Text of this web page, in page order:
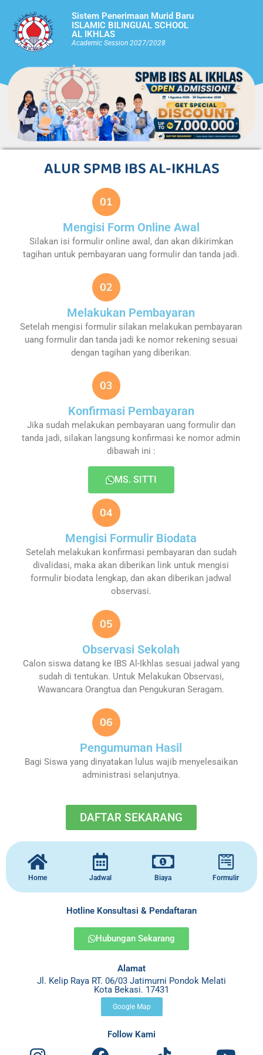
Sistem Penerimaan Murid Baru
ISLAMIC BILINGUAL SCHOOL
AL IKHLAS
Academic Session 2027/2028
ALUR SPMB IBS AL-IKHLAS
Mengisi Form Online Awal
Silakan isi formulir online awal, dan akan dikirimkan
tagihan untuk pembayaran uang formulir dan tanda jadi.
Melakukan Pembayaran
Setelah mengisi formulir silakan melakukan pembayaran
uang formulir dan tanda jadi ke nomor rekening sesuai
dengan tagihan yang diberikan.
Konfirmasi Pembayaran
Jika sudah melakukan pembayaran uang formulir dan
tanda jadi, silakan langsung konfirmasi ke nomor admin
dibawah ini :
MS. SITTI
Mengisi Formulir Biodata
Setelah melakukan konfirmasi pembayaran dan sudah
divalidasi, maka akan diberikan link untuk mengisi
formulir biodata lengkap, dan akan diberikan jadwal
observasi.
Observasi Sekolah
Calon siswa datang ke IBS Al-Ikhlas sesuai jadwal yang
sudah di tentukan. Untuk Melakukan Observasi,
Wawancara Orangtua dan Pengukuran Seragam.
Pengumuman Hasil
Bagi Siswa yang dinyatakan lulus wajib menyelesaikan
administrasi selanjutnya.
DAFTAR SEKARANG
Home Jadwal Biaya Formulir
Hotline Konsultasi & Pendaftaran
Hubungan Sekarang
Alamat
Jl. Kelip Raya RT. 06/03 Jatimurni Pondok Melati
Kota Bekasi. 17431
Google Map
Follow Kami